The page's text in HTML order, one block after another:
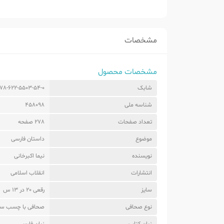
مشخصات
مشخصات محصول
شابک 622-5503-54-0
شناسه ملی 458098
تعداد صفحات 278 صفحه
موضوع داستان فارسی
نویسنده نیما اکبرخانی
انتشارات انقلاب اسلامی
سایز رقعی 20 در 13 س
نوع صحافی صحافی با چسب